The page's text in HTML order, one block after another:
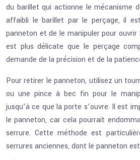
du barillet qui actionne le mécanisme
affaibli le barillet par le perçage, il
panneton et de le manipuler pour
est plus délicate que le perçage
demande de la précision et de la
Pour retirer le panneton, utilisez un
ou une pince à bec fin pour le
jusqu’à ce que la porte s’ouvre. Il est
le panneton, car cela pourrait
serrure. Cette méthode est
serrures anciennes, dont le panneton